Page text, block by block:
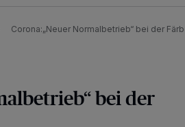
Corona:„Neuer Normalbetrieb“ bei der
bei der